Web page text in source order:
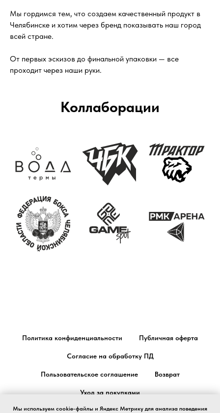
Мы гордимся тем, что создаем качественный продукт в
Челябинске и хотим через бренд показывать наш город
всей стране.
От первых эскизов до финальной упаковки — все
проходит через наши руки.
Коллаборации
Политика конфиденциальности Публичная оферта
Согласие на обработку ПД
Пользовательское соглашение Возврат
Уход за покупками
Мы используем cookie-файлы и Яндекс Метрику для анализа поведения